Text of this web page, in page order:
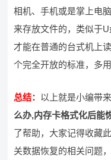
相机、手机或是掌上电
来存放文件的，类似于
才能在普通的台式机上
个完全开放的标准，多
总结： 以上就是小编带
么办,内存卡格式化后能
了帮助，大家记得收藏
关数据恢复的相关问题